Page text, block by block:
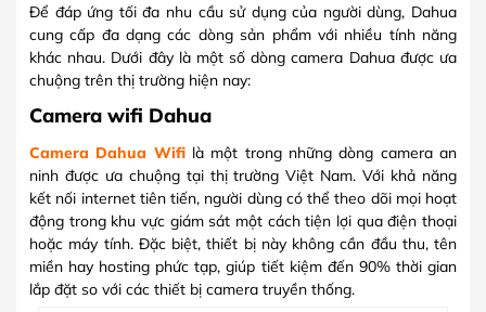
Để đáp ứng tối đa nhu cầu sử dụng của người dùng, Dahua
cung cấp đa dạng các dòng sản phẩm với nhiều tính năng
khác nhau. Dưới đây là một số dòng camera Dahua được ưa
chuộng trên thị trường hiện nay:
Camera wifi Dahua
Camera Dahua Wifilà một trong những dòng camera an
ninh được ưa chuộng tại thị trường Việt Nam. Với khả năng
kết nối internet tiên tiến, người dùng có thể theo dõi mọi hoạt
động trong khu vực giám sát một cách tiện lợi qua điện thoại
hoặc máy tính. Đặc biệt, thiết bị này không cần đầu thu, tên
miền hay hosting phức tạp, giúp tiết kiệm đến 90% thời gian
lắp đặt so với các thiết bị camera truyền thống.